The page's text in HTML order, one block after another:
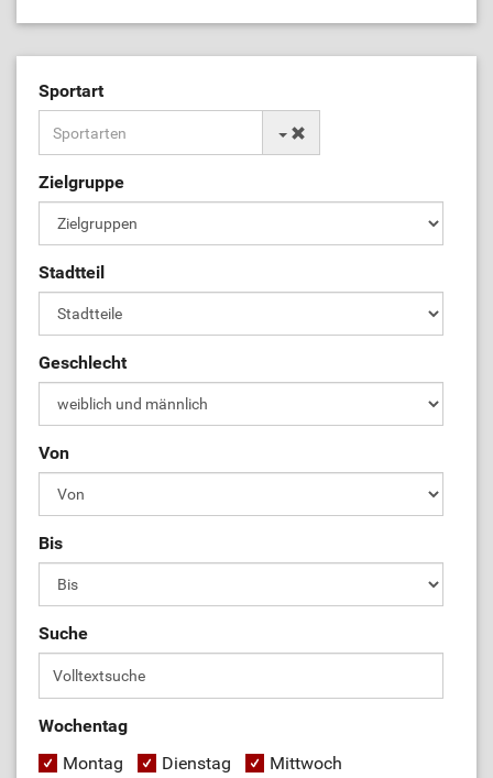
Sportart
Zielgruppe
Stadtteil
Geschlecht
Von
Bis
Suche
Wochentag
Montag
Dienstag
Mittwoch